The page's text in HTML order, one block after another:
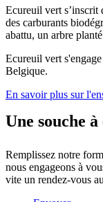
Ecureuil vert s’inscrit
des carburants
abattu, un arbre
Ecureuil vert
Belgique.
En savoir plus sur
Une souche
Remplissez notre
nous engageons à
vite un rendez-vous